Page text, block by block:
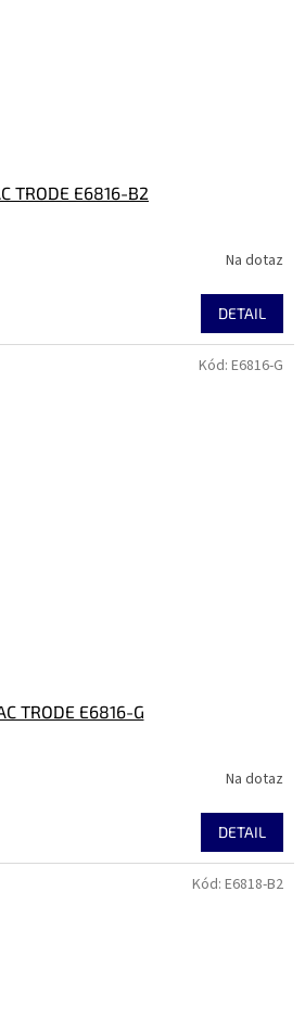
TRODE E6816-B2
Na dotaz
DETAIL
TRODE E6816-G
Na dotaz
DETAIL
Kód: E6816-G
Kód: E6818-B2